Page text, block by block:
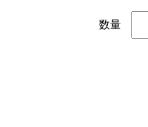
数量